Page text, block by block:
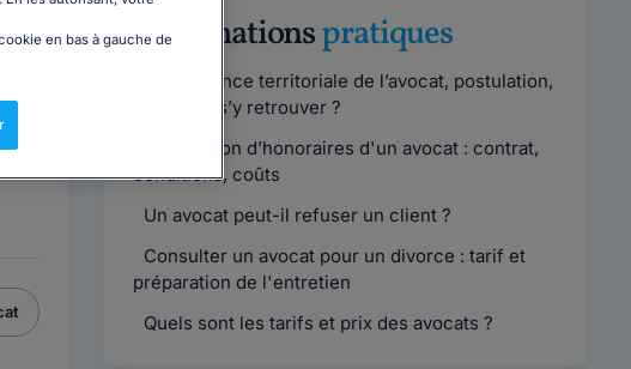
Informationspratiques
Compétence territoriale de l’avocat, postulation,
comment s’y retrouver ?
Convention d’honoraires d'un avocat : contrat,
conditions, coûts
Un avocat peut-il refuser un client ?
Consulter un avocat pour un divorce : tarif et
préparation de l'entretien
Quels sont les tarifs et prix des avocats ?
en bas à gauche de